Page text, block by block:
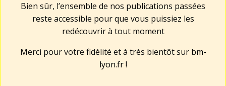
Bien sûr, l’ensemble de nos publications passées
reste accessible pour que vous puissiez les
redécouvrir à tout moment
Merci pour votre fidélité et à très bientôt sur bm-
lyon.fr!